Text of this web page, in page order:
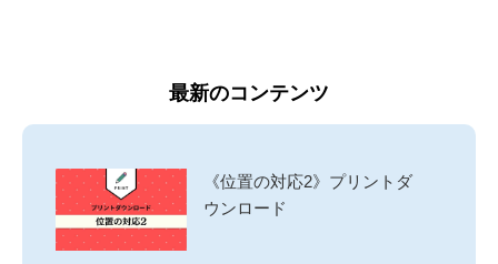
最新のコンテンツ
《位置の対応2》プリントダ
ウンロード